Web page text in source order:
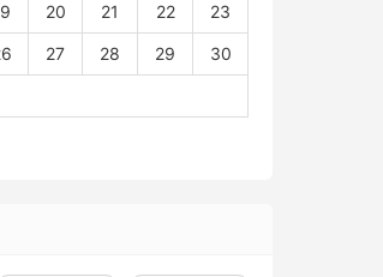
20 21 22 23
27 28 29 30